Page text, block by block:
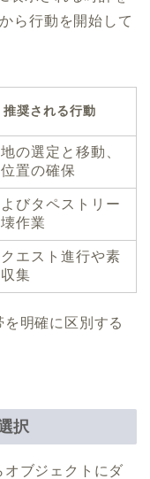
ら行動を開始して
推奨される行動
の選定と移動、
置の確保
びタペストリー
作業
エスト進行や素
集
を明確に区別する
択
ブジェクトにダ